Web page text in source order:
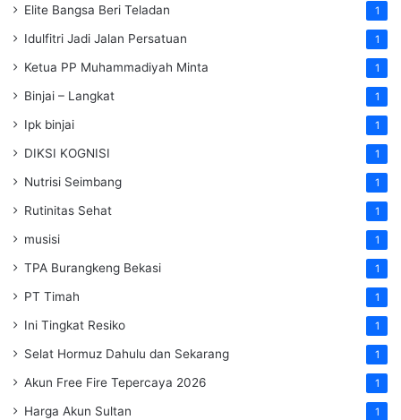
Elite Bangsa Beri Teladan 1
Idulfitri Jadi Jalan Persatuan 1
Ketua PP Muhammadiyah Minta 1
Binjai – Langkat 1
Ipk binjai 1
DIKSI KOGNISI 1
Nutrisi Seimbang 1
Rutinitas Sehat 1
musisi 1
TPA Burangkeng Bekasi 1
PT Timah 1
Ini Tingkat Resiko 1
Selat Hormuz Dahulu dan Sekarang 1
Akun Free Fire Tepercaya 2026 1
Harga Akun Sultan 1